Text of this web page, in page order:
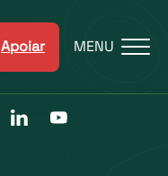
Apoiar MENU